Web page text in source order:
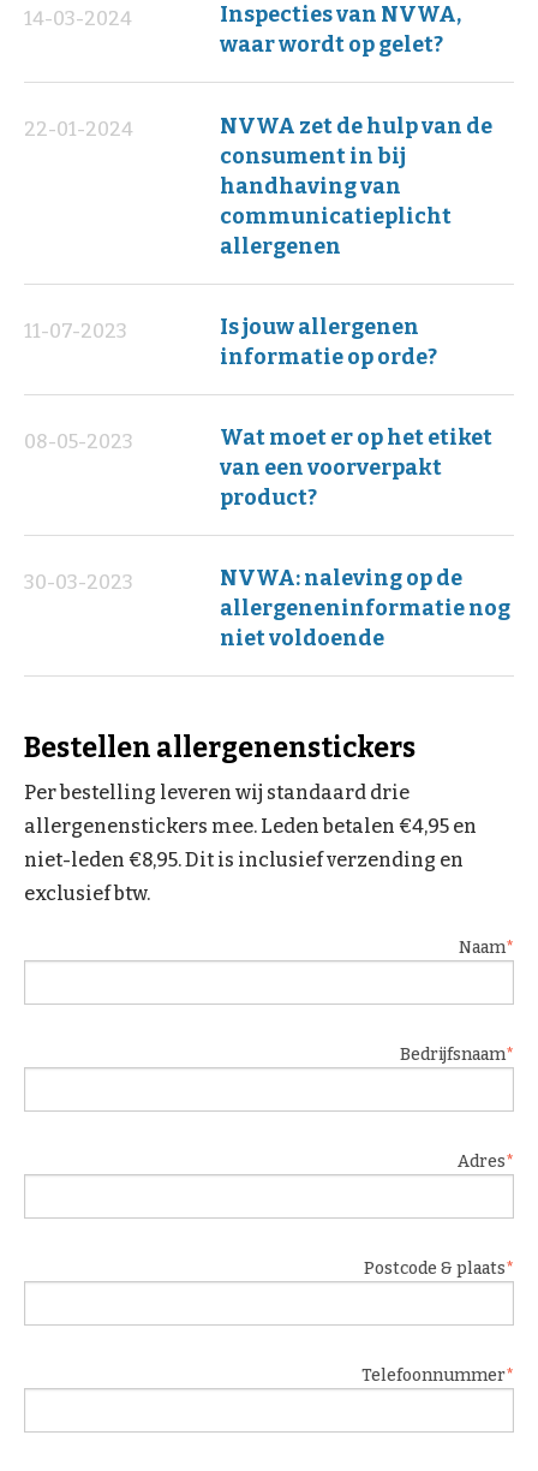
Inspecties van NVWA,
waar wordt op gelet?
14-03-2024
NVWA zet de hulp van de
consument in bij
handhaving van
communicatieplicht
allergenen
22-01-2024
Is jouw allergenen
informatie op orde?
11-07-2023
Wat moet er op het etiket
van een voorverpakt
product?
08-05-2023
NVWA: naleving op de
allergeneninformatie nog
niet voldoende
30-03-2023
Bestellen allergenenstickers
Per bestelling leveren wij standaard drie
allergenenstickers mee. Leden betalen €4,95 en
niet-leden €8,95. Dit is inclusief verzending en
exclusief btw.
Naam
Bedrijfsnaam
Adres
Postcode & plaats
Telefoonnummer